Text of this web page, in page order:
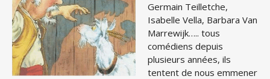
Germain Teilletche,
Isabelle Vella, Barbara Van
Marrewijk….. tous
comédiens depuis
plusieurs années, ils
tentent de nous emmener